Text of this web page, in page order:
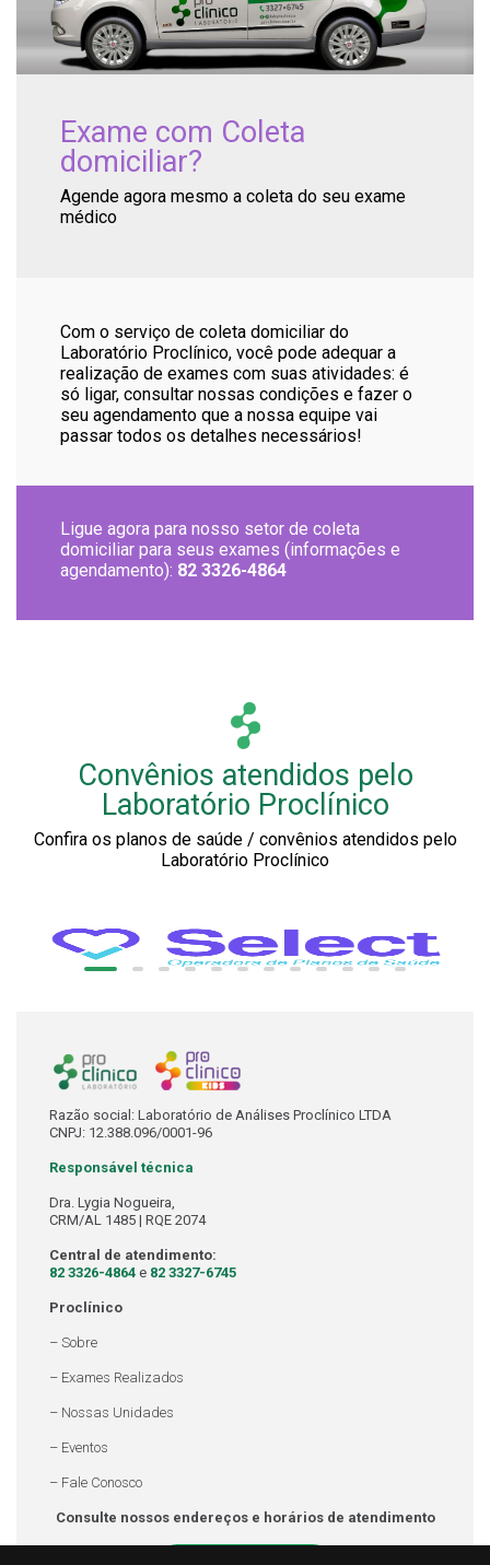
Exame com Coleta
domiciliar?
Agende agora mesmo a coleta do seu exame
médico
Com o serviço de coleta domiciliar do
Laboratório Proclínico, você pode adequar a
realização de exames com suas atividades: é
só ligar, consultar nossas condições e fazer o
seu agendamento que a nossa equipe vai
passar todos os detalhes necessários!
Ligue agora para nosso setor de coleta
domiciliar para seus exames (informações e
agendamento): 82 3326-4864
Convênios atendidos pelo
Laboratório Proclínico
Confira os planos de saúde / convênios atendidos pelo
Laboratório Proclínico
Razão social: Laboratório de Análises Proclínico LTDA
CNPJ: 12.388.096/0001-96
Responsável técnica
Dra. Lygia Nogueira,
CRM/AL 1485 | RQE 2074
Central de atendimento:
82 3326-4864 e 82 3327-6745
Proclínico
– Sobre
– Exames Realizados
– Nossas Unidades
– Eventos
– Fale Conosco
Consulte nossos endereços e horários de atendimento